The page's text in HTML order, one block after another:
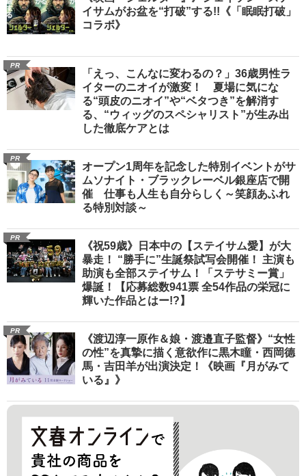
イサムがお盆を“打破”する!!《「眠眠打破」
コラボ》
PR
「えっ、こんなに変わるの？」36歳男性ラ
イターのニオイが激変！ 夏場に気にな
る“頭皮のニオイ”や“ベタつき”を解消す
る、“ウィッグのスペシャリスト”が生み出
した徹底ケアとは
PR
オープン1周年を記念した特別イベントがサ
ムソナイト・ブラックレーベル銀座店で開
催 仕事も人生も自分らしく～笑顔あふれ
る特別対談～
PR
《祝59歳》日本中の【ステイサム愛】が大
暴走！ “勝手に”生誕祭試写会開催！ 主演も
助演も全部ステイサム！「ステサミー賞」
爆誕！【応募総数941票 全54作品の栄冠に
輝いた作品とはー!?】
PR
《渡辺淳一原作＆娘・渡邉直子監督》“女性
の性”を真摯に描く意欲作に黒木瞳・西岡德
馬・吉田羊が出演決定！《映画『月がみて
いる』》